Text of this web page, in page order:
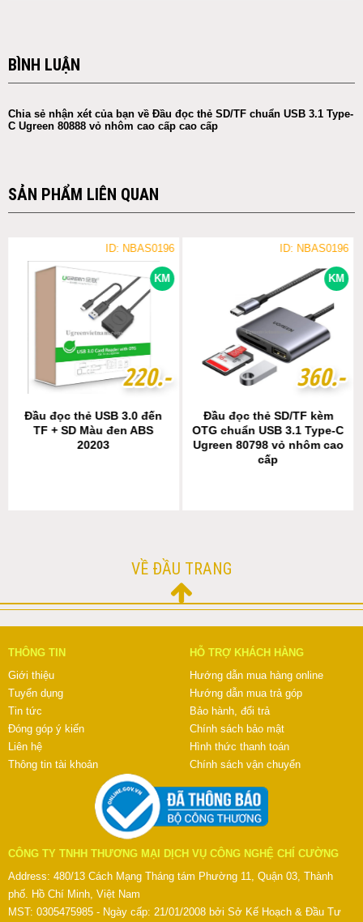
BÌNH LUẬN
Chia sẻ nhận xét của bạn về Đầu đọc thẻ SD/TF chuẩn USB 3.1 Type-
C Ugreen 80888 vỏ nhôm cao cấp cao cấp
SẢN PHẨM LIÊN QUAN
KM
ID: NBAS0196
220.-
220.-
Đầu đọc thẻ USB 3.0 đến
TF + SD Màu đen ABS
20203
KM
ID: NBAS0196
360.-
360.-
Đầu đọc thẻ SD/TF kèm
OTG chuẩn USB 3.1 Type-C
Ugreen 80798 vỏ nhôm cao
cấp
VỀ ĐẦU TRANG
THÔNG TIN
Giới thiệu
Tuyển dụng
Tin tức
Đóng góp ý kiến
Liên hệ
Thông tin tài khoản
HỖ TRỢ KHÁCH HÀNG
Hướng dẫn mua hàng online
Hướng dẫn mua trả góp
Bảo hành, đổi trả
Chính sách bảo mật
Hình thức thanh toán
Chính sách vận chuyển
CÔNG TY TNHH THƯƠNG MẠI DỊCH VỤ CÔNG NGHỆ CHÍ CƯỜNG
Address: 480/13 Cách Mạng Tháng tám Phường 11, Quận 03, Thành
phố. Hồ Chí Minh, Việt Nam
MST: 0305475985 - Ngày cấp: 21/01/2008 bởi Sở Kế Hoạch & Đầu Tư